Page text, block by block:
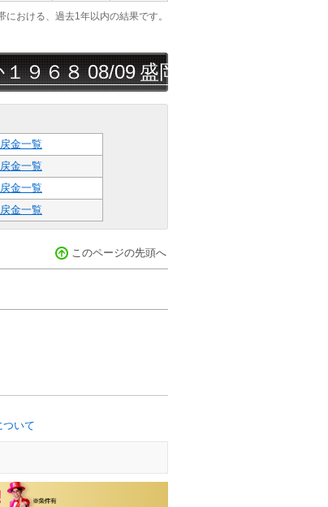
おける、過去1年以内の結果です。
８08/09 盛岡8R◯△▲
金一覧
金一覧
金一覧
金一覧
このページの先頭へ
ついて